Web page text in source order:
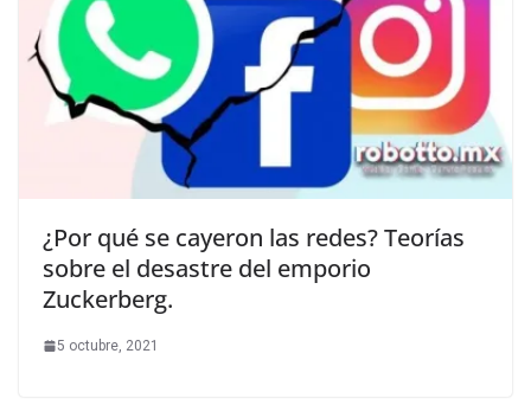
¿Por qué se cayeron las redes? Teorías
sobre el desastre del emporio
Zuckerberg.
5 octubre, 2021